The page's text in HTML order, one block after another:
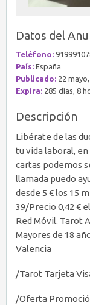
Datos del
Teléfono:
País: España
Publicado: 22
Expira: 285 días, 8
Descripción
Libérate de las
tu vida laboral,
cartas podemos
llamada puedo
desde 5 € los 15
39/Precio 0,42 €
Red Móvil. Tarot
Mayores de 18
Valencia
/Tarot Tarjeta
/Oferta